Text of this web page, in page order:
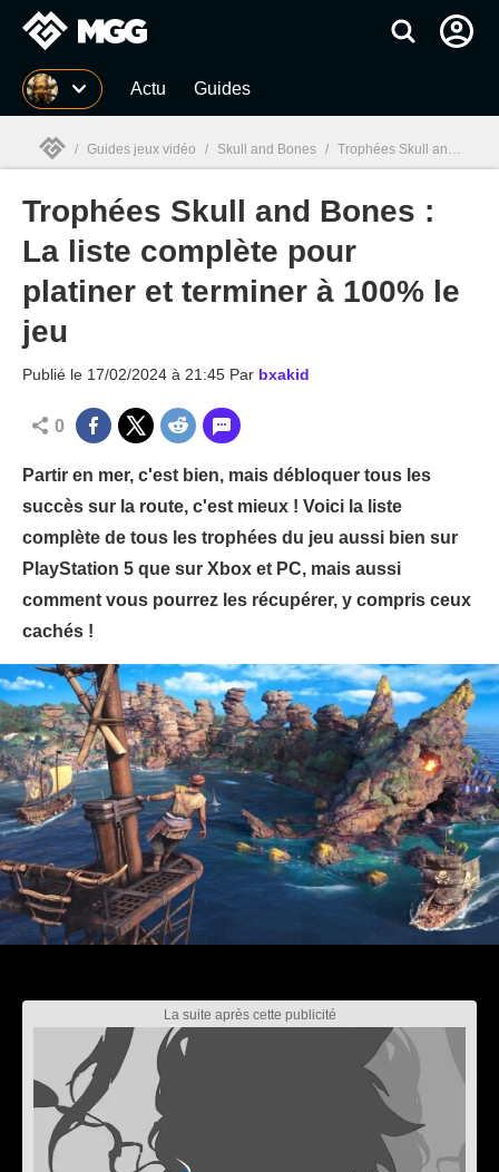
MGG Actu Guides
MGG
/ Guides jeux vidéo / Skull and Bones / Trophées Skull and Bones : La liste complète pour platiner et terminer à 100% le jeu
Trophées Skull and Bones :
La liste complète pour
platiner et terminer à 100% le
jeu
Publié le 17/02/2024 à 21:45 Par bxakid
0
Partir en mer, c'est bien, mais débloquer tous les
succès sur la route, c'est mieux ! Voici la liste
complète de tous les trophées du jeu aussi bien sur
PlayStation 5 que sur Xbox et PC, mais aussi
comment vous pourrez les récupérer, y compris ceux
cachés !